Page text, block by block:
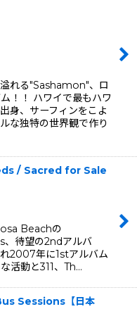
れる"Sashamon"、ロ
！！ ハワイで最もハワ
身、サーフィンをこよ
な独特の世界観で作り
/ Sacred for Sale
Beachの
待望の2ndアルバ
2007年に1stアルバム
活動と311、Th…
Sessions【日本